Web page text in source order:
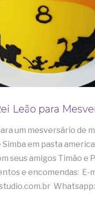
Leão para
um mesversário de
em pasta
seus amigos Timão e
e encomendas: E-
Whatsapp: